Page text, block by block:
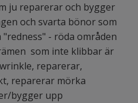
ju reparerar och bygger
och svarta bönor som
- röda områden
som inte klibbar är
reparerar,
reparerar mörka
bygger upp